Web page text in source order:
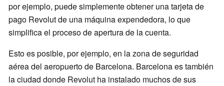
por ejemplo, puede simplemente obtener una tarjeta de
pago Revolut de una máquina expendedora, lo que
simplifica el proceso de apertura de la cuenta.
Esto es posible, por ejemplo, en la zona de seguridad
aérea del aeropuerto de Barcelona. Barcelona es también
la ciudad donde Revolut ha instalado muchos de sus